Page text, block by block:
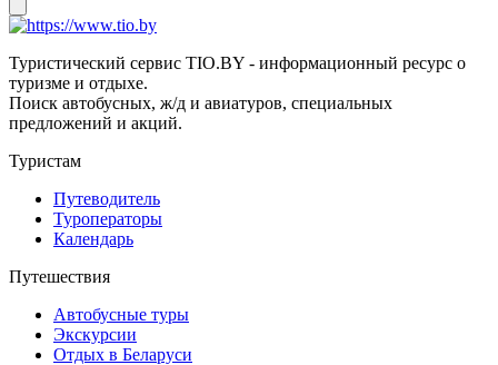
Туристический сервис TIO.BY - информационный ресурс о
туризме и отдыхе.
Поиск автобусных, ж/д и авиатуров, специальных
предложений и акций.
Туристам
Путеводитель
Туроператоры
Календарь
Путешествия
Автобусные туры
Экскурсии
Отдых в Беларуси